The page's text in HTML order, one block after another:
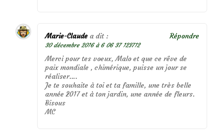
Marie-Claude a dit :
30 décembre 2016 à 6 06 37 123712
Merci pour tes voeux, Malo et que ce rêve de
paix mondiale , chimérique, puisse un jour se
réaliser….
Je te souhaite à toi et ta famille, une très belle
année 2017 et à ton jardin, une année de fleurs.
Bisous
MC
Répondre